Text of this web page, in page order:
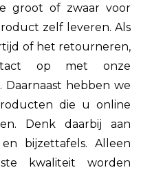
groot of zwaar voor
zelf leveren. Als
of het retourneren,
op met onze
Daarnaast hebben we
die u online
Denk daarbij aan
bijzettafels. Alleen
kwaliteit worden